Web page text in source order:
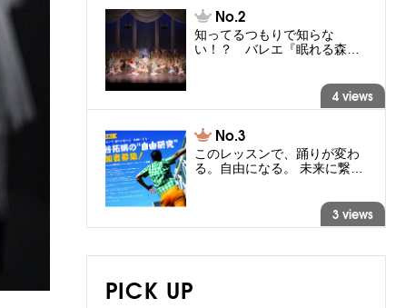
知ってるつもりで知らな
い！？ バレエ『眠れる森…
4 views
このレッスンで、踊りが変わ
る。自由になる。 未来に繋…
3 views
PICK UP